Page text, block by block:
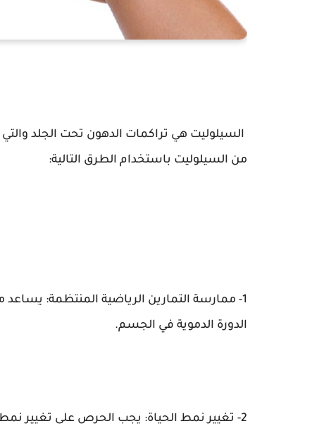
السيلوليت هي تراكمات الدهون تحت الجلد
من السيلوليت باستخدام الطرق التالية:
1- ممارسة التمارين الرياضية المنتظمة:
الدورة الدموية في الجسم.
2- تغيير نمط الحياة: يجب الحرص على تغيير